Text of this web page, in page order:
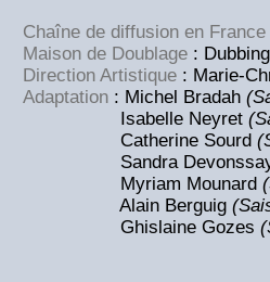
Chaîne de diffusion en France
Maison de Doublage :
Direction Artistique : Marie-
Adaptation : Michel Bradah
Isabelle Neyret
Catherine Sourd
Sandra
Myriam Mounard
Alain Berguig
Ghislaine Gozes